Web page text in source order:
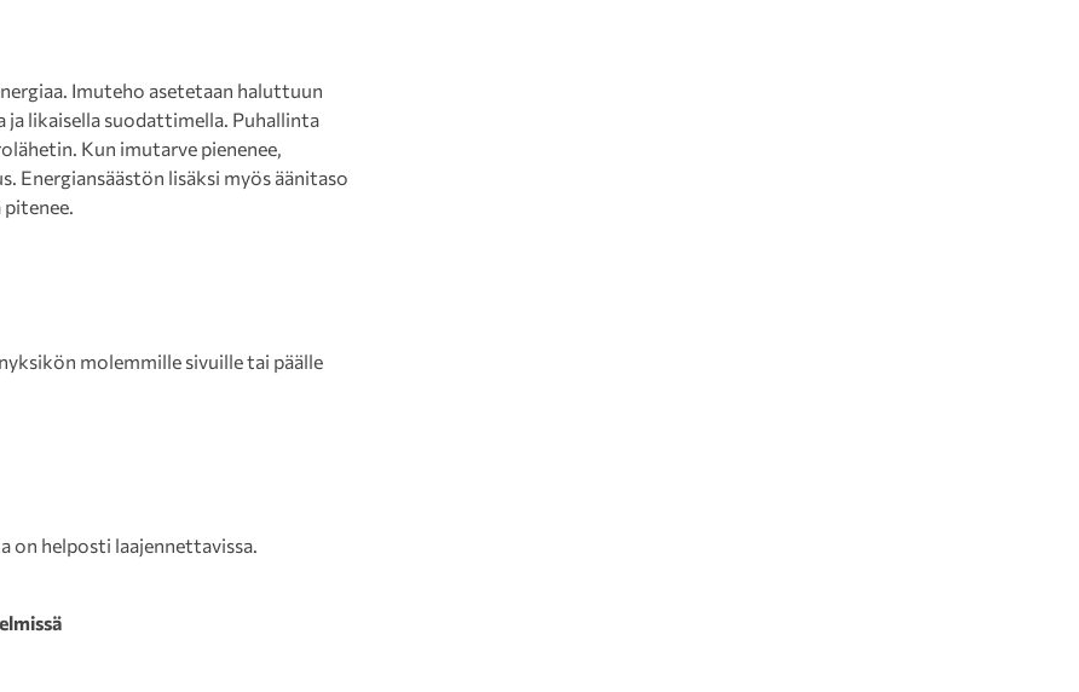
Imuteho asetetaan haluttuun
ja likaisella suodattimella. Puhallinta
Kun imutarve pienenee,
Energiansäästön lisäksi myös äänitaso
molemmille sivuille tai päälle
on helposti laajennettavissa.